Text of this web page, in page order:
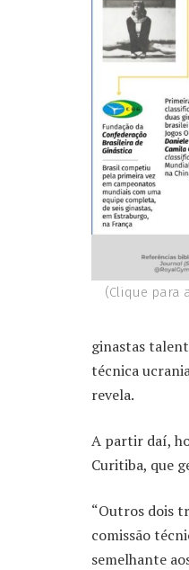
(Clique para
ginastas
técnica
revela.
A partir daí,
Curitiba, que
“Outros dois
comissão
semelhante